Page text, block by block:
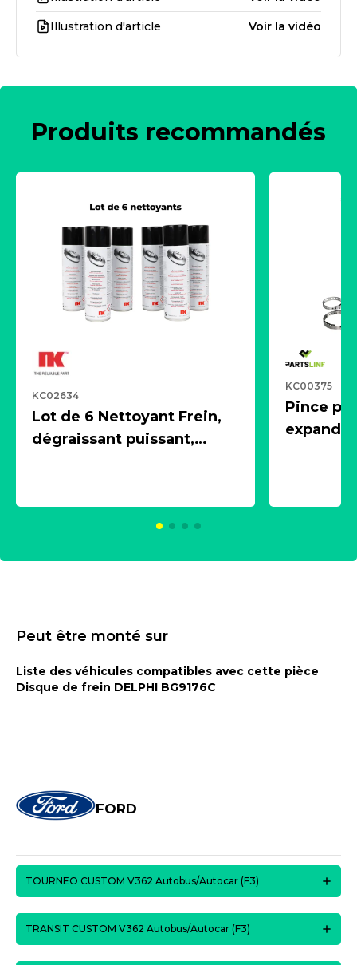
Illustration d'article Voir la vidéo
Produits recommandés
KC02634
Lot de 6 Nettoyant Frein,
dégraissant puissant,
KC00375
Pince
Peut être monté sur
Liste des véhicules compatibles avec cette pièce
Disque de frein DELPHI BG9176C
FORD
TOURNEO CUSTOM V362 Autobus/Autocar (F3)
TRANSIT CUSTOM V362 Autobus/Autocar (F3)